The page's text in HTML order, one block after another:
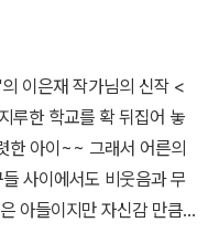
한 금도끼의 공약은 바로,
는 누구도 예상하지 못했
치 못한 결과에 각 반의 반
뽑은 전교회장’이란 별명
과연 금도끼는 과연 치
임원들과 학생들에게 상
횡포를 부리기 시작한다.
이은재 작가님의 신작 <
루한 학교를 확 뒤집어 놓
한 아이~~ 그래서 어른의
사이에서도 비웃음과 무
아들이지만 자신감 만큼